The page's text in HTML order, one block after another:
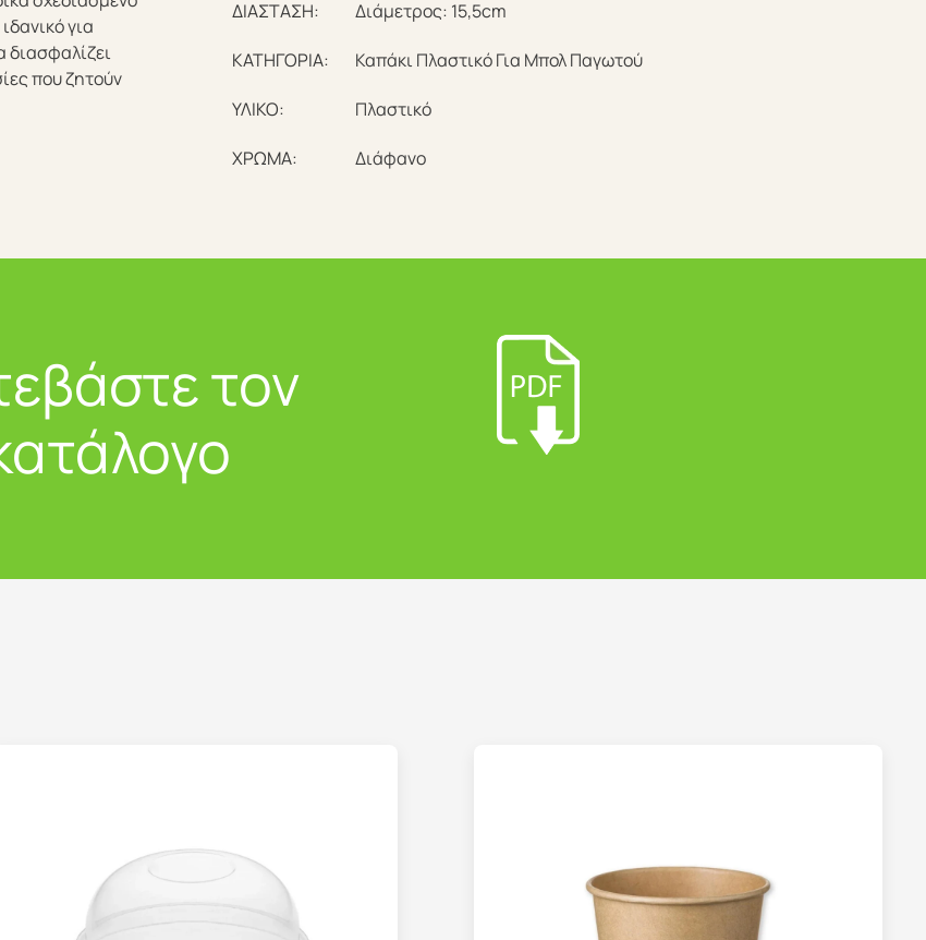
για
που ζητούν
ΔΙΑΣΤΑΣΗ: Διάμετρος: 15,5cm
ΚΑΤΗΓΟΡΙΑ: Καπάκι Πλαστικό Για Μπολ Παγωτού
ΥΛΙΚΟ: Πλαστικό
ΧΡΩΜΑ: Διάφανο
τον